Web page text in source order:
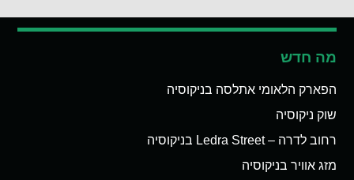
מה חדש
הפארק הלאומי אתלסה בניקוסיה
שוק ניקוסיה
רחוב לדרה – Ledra Street בניקוסיה
מזג אוויר בניקוסיה